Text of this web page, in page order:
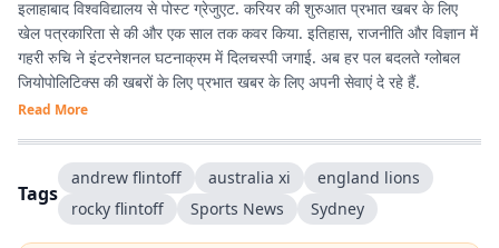
इलाहाबाद विश्वविद्यालय से पोस्ट ग्रेजुएट. करियर की शुरुआत प्रभात खबर के लिए
खेल पत्रकारिता से की और एक साल तक कवर किया. इतिहास, राजनीति और विज्ञान में
गहरी रुचि ने इंटरनेशनल घटनाक्रम में दिलचस्पी जगाई. अब हर पल बदलते ग्लोबल
जियोपोलिटिक्स की खबरों के लिए प्रभात खबर के लिए अपनी सेवाएं दे रहे हैं.
Read More
Tags
andrew flintoff australia xi
england lions
rocky flintoff
Sports News Sydney